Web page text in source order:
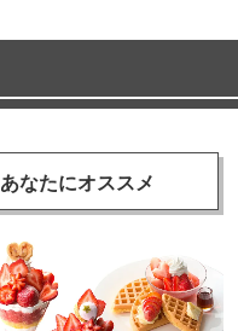
あなたにオススメ